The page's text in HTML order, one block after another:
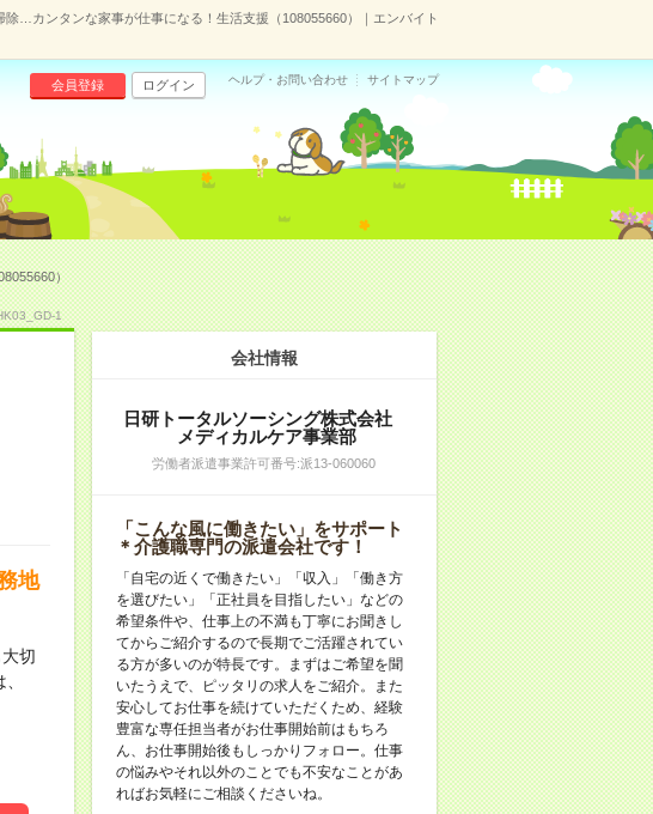
除…カンタンな家事が仕事になる！生活支援（108055660）｜エンバイト
会員登録 ログイン ヘルプ・お問い合わせ サイトマップ
）
1
地
切
会社情報
日研トータルソーシング株式会社
メディカルケア事業部
労働者派遣事業許可番号:派13-060060
「こんな風に働きたい」をサポート
＊介護職専門の派遣会社です！
「自宅の近くで働きたい」「収入」「働き方
を選びたい」「正社員を目指したい」などの
希望条件や、仕事上の不満も丁寧にお聞きし
てからご紹介するので長期でご活躍されてい
る方が多いのが特長です。まずはご希望を聞
いたうえで、ピッタリの求人をご紹介。また
安心してお仕事を続けていただくため、経験
豊富な専任担当者がお仕事開始前はもちろ
ん、お仕事開始後もしっかりフォロー。仕事
の悩みやそれ以外のことでも不安なことがあ
ればお気軽にご相談くださいね。